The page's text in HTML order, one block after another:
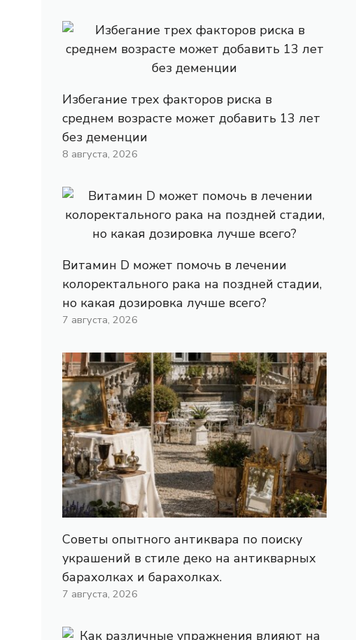
Избегание трех факторов риска в
среднем возрасте может добавить 13 лет
без деменции
8 августа, 2026
Витамин D может помочь в лечении
колоректального рака на поздней стадии,
но какая дозировка лучше всего?
7 августа, 2026
Советы опытного антиквара по поиску
украшений в стиле деко на антикварных
барахолках и барахолках.
7 августа, 2026